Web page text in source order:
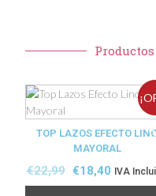
TOP LAZOS EFECTO
MAYORAL
€22,99 €18,40 IVA